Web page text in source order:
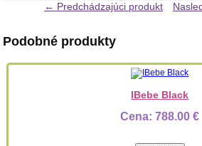
← Predchádzajúci produkt
Podobné produkty
IBebe Black
Cena:788.00 €